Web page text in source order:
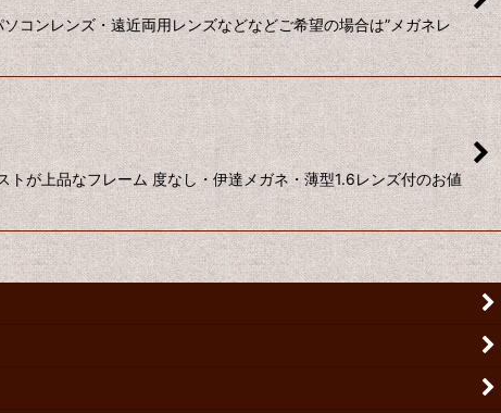
ンレンズ・遠近両用レンズなどなどご希望の場合は”メガネレ
上品なフレーム 度なし・伊達メガネ・薄型1.6レンズ付のお値